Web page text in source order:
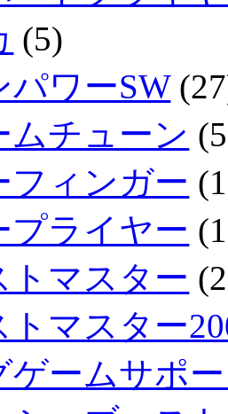
(5)
パワーSW
ムチューン
フィンガー
プライヤー
トマスター
トマスター
ゲームサポ